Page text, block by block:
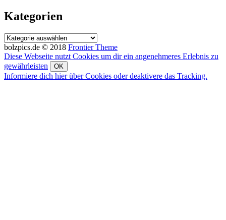
Kategorien
Kategorien
bolzpics.de © 2018 Frontier Theme
Diese Webseite nutzt Cookies um dir ein angenehmeres Erlebnis zu
gewährleisten
OK
Informiere dich hier über Cookies oder deaktivere das Tracking.